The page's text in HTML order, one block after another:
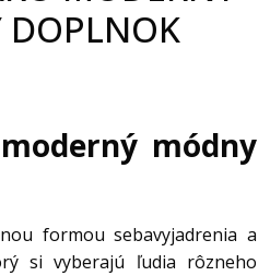
módny
formou sebavyjadrenia a
si vyberajú ľudia rôzneho